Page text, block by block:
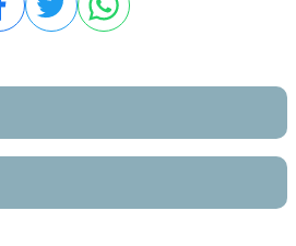
Compartilhar no Facebook
Compartilhar no Twitter
Compartilhar no